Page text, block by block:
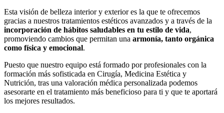
Esta visión de belleza interior y exterior es la que te ofrecemos
gracias a nuestros tratamientos estéticos avanzados y a través de la
incorporación de hábitos saludables en tu estilo de vida,
promoviendo cambios que permitan una armonía, tanto orgánica
como física y emocional.
Puesto que nuestro equipo está formado por profesionales con la
formación más sofisticada en Cirugía, Medicina Estética y
Nutrición, tras una valoración médica personalizada podemos
asesorarte en el tratamiento más beneficioso para ti y que te aportará
los mejores resultados.